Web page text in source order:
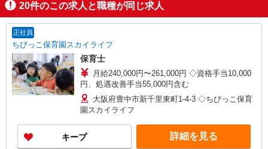
掲載期間終了
20件のこの求人と職種が同じ求人
正社員
ちびっこ保育園スカイライフ
保育士
月給240,000円〜261,000円 ◇資格手当10,000
円、処遇改善手当55,000円含む
大阪府豊中市新千里東町1-4-3 ◇ちびっこ保育
園スカイライフ
キープ 詳細を見る